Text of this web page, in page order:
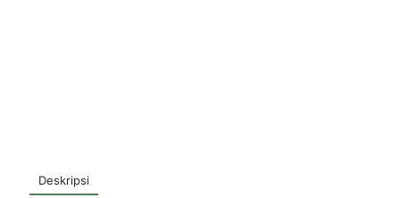
Deskripsi